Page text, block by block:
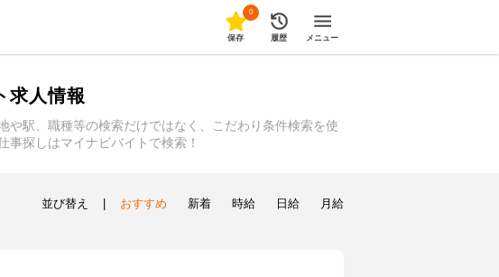
0
保存 履歴 メニュー
求人情報
駅、職種等の検索だけではなく、こだわり条件検索を使
探しはマイナビバイトで検索！
並び替え おすすめ 新着 時給 日給 月給